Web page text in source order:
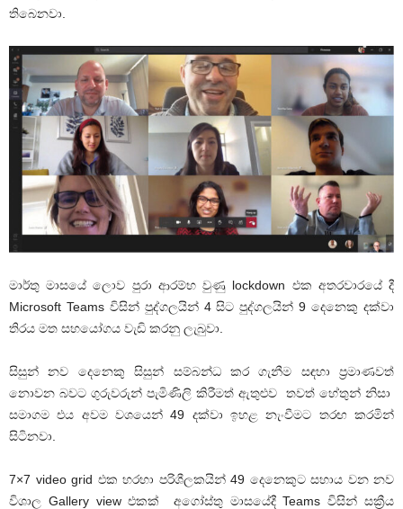
තිබෙනවා.
මාර්තු මාසයේ ලොව පුරා ආරම්භ වුණු lockdown එක අතරවාරයේ දී
Microsoft Teams විසින් පුද්ගලයින් 4 සිට පුද්ගලයින් 9 දෙනෙකු දක්වා
තිරය මත සහයෝගය වැඩි කරනු ලැබුවා.
සිසුන් නව දෙනෙකු සිසුන් සම්බන්ධ කර ගැනීම සඳහා ප්‍රමාණවත්
නොවන බවට ගුරුවරුන් පැමිණිලි කිරීමත් ඇතුළුව තවත් හේතුන් නිසා
සමාගම එය අවම වශයෙන් 49 දක්වා ඉහළ නැංවීමට තරඟ කරමින්
සිටිනවා.
7×7 video grid එක හරහා පරිශීලකයින් 49 දෙනෙකුට සහාය වන නව
විශාල Gallery view එකක් අගෝස්තු මාසයේදී Teams විසින් සක්‍රීය